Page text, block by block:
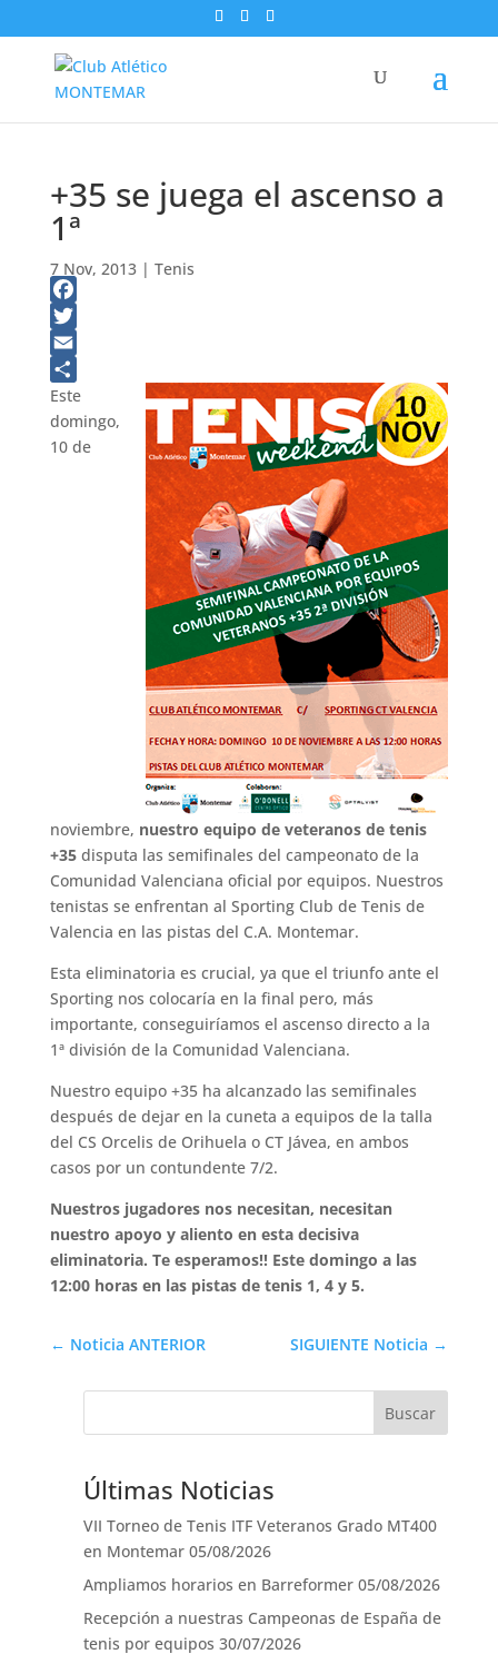
+35 se juega el ascenso a
1ª
7 Nov, 2013| Tenis
Facebook
Twitter
Email
Compartir
Este
domingo,
10 de
noviembre, nuestro equipo de veteranos de tenis
+35disputa las semifinales del campeonato de la
Comunidad Valenciana oficial por equipos. Nuestros
tenistas se enfrentan al Sporting Club de Tenis de
Valencia en las pistas del C.A. Montemar.
Esta eliminatoria es crucial, ya que el triunfo ante el
Sporting nos colocaría en la final pero, más
importante, conseguiríamos el ascenso directo a la
1ª división de la Comunidad Valenciana.
Nuestro equipo +35 ha alcanzado las semifinales
después de dejar en la cuneta a equipos de la talla
del CS Orcelis de Orihuela o CT Jávea, en ambos
casos por un contundente 7/2.
Nuestros jugadores nos necesitan, necesitan
nuestro apoyo y aliento en esta decisiva
eliminatoria. Te esperamos!! Este domingo a las
12:00 horas en las pistas de tenis 1, 4 y 5.
SIGUIENTE Noticia
Noticia ANTERIOR
Últimas Noticias
VII Torneo de Tenis ITF Veteranos Grado MT400
en Montemar 05/08/2026
Ampliamos horarios en Barreformer 05/08/2026
Recepción a nuestras Campeonas de España de
tenis por equipos 30/07/2026